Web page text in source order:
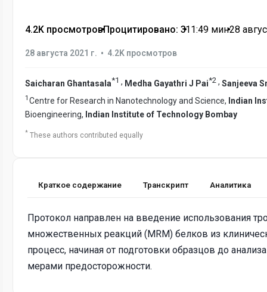
4.2K просмотров•Процитировано: 3•11:49 мин•28
28 августа 2021 г. • 4.2K просмотров
Saicharan Ghantasala*1 , Medha Gayathri J Pai*2 , Sanjeeva
1 Centre for Research in Nanotechnology and Science, Indian
Bioengineering, Indian Institute of Technology Bombay
* These authors contributed equally
Краткое содержание Транскрипт Аналитика
Протокол направлен на введение использования
множественных реакций (MRM) белков из
процесс, начиная от подготовки образцов до
мерами предосторожности.